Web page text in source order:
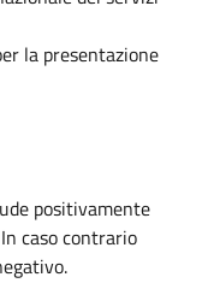
la presentazione
positivamente
caso contrario